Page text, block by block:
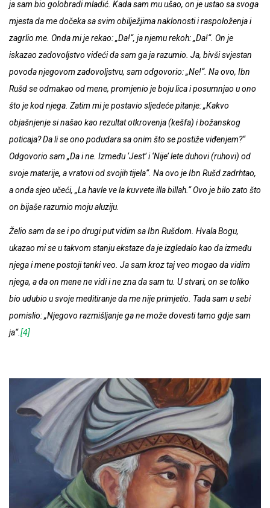
ja sam bio golobradi mladić. Kada sam mu ušao, on je ustao sa svoga
mjesta da me dočeka sa svim obilježjima naklonosti i raspoloženja i
zagrlio me. Onda mi je rekao: „Da!“, ja njemu rekoh: „Da!“. On je
iskazao zadovoljstvo videći da sam ga ja razumio. Ja, bivši svjestan
povoda njegovom zadovoljstvu, sam odgovorio: „Ne!“. Na ovo, Ibn
Rušd se odmakao od mene, promjenio je boju lica i posumnjao u ono
što je kod njega. Zatim mi je postavio sljedeće pitanje: „Kakvo
objašnjenje si našao kao rezultat otkrovenja (kešfa) i božanskog
poticaja? Da li se ono podudara sa onim što se postiže viđenjem?“
Odgovorio sam „Da i ne. Između ‘Jest’ i ‘Nije’ lete duhovi (ruhovi) od
svoje materije, a vratovi od svojih tijela“. Na ovo je Ibn Rušd zadrhtao,
a onda sjeo učeći, „La havle ve la kuvvete illa billah.“ Ovo je bilo zato što
on bijaše razumio moju aluziju.
Želio sam da se i po drugi put vidim sa Ibn Rušdom. Hvala Bogu,
ukazao mi se u takvom stanju ekstaze da je izgledalo kao da između
njega i mene postoji tanki veo. Ja sam kroz taj veo mogao da vidim
njega, a da on mene ne vidi i ne zna da sam tu. U stvari, on se toliko
bio udubio u svoje meditiranje da me nije primjetio. Tada sam u sebi
pomislio: „Njegovo razmišljanje ga ne može dovesti tamo gdje sam
ja“.[4]